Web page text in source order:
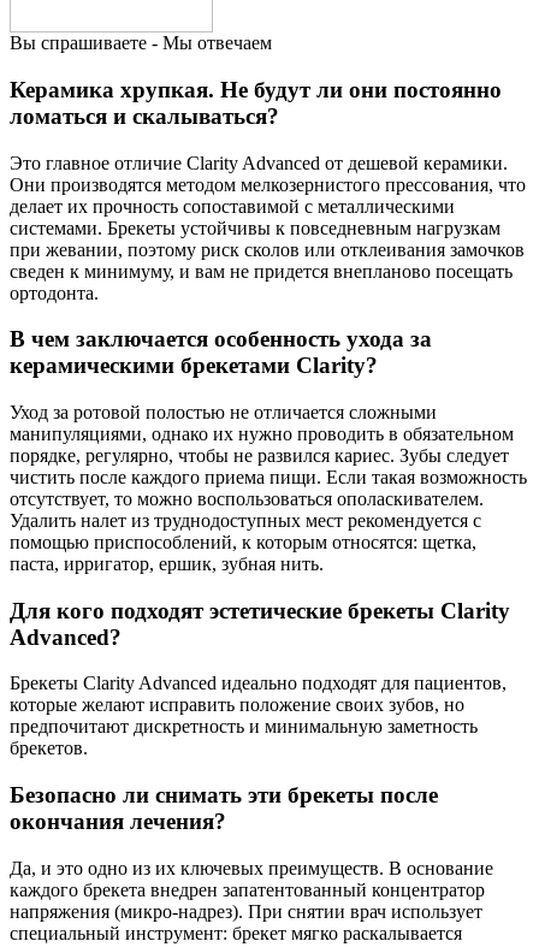
Вы спрашиваете - Мы отвечаем
Керамика хрупкая. Не будут ли они постоянно
ломаться и скалываться?
Это главное отличие Clarity Advanced от дешевой керамики.
Они производятся методом мелкозернистого прессования, что
делает их прочность сопоставимой с металлическими
системами. Брекеты устойчивы к повседневным нагрузкам
при жевании, поэтому риск сколов или отклеивания замочков
сведен к минимуму, и вам не придется внепланово посещать
ортодонта.
В чем заключается особенность ухода за
керамическими брекетами Clarity?
Уход за ротовой полостью не отличается сложными
манипуляциями, однако их нужно проводить в обязательном
порядке, регулярно, чтобы не развился кариес. Зубы следует
чистить после каждого приема пищи. Если такая возможность
отсутствует, то можно воспользоваться ополаскивателем.
Удалить налет из труднодоступных мест рекомендуется с
помощью приспособлений, к которым относятся: щетка,
паста, ирригатор, ершик, зубная нить.
Для кого подходят эстетические брекеты Clarity
Advanced?
Брекеты Clarity Advanced идеально подходят для пациентов,
которые желают исправить положение своих зубов, но
предпочитают дискретность и минимальную заметность
брекетов.
Безопасно ли снимать эти брекеты после
окончания лечения?
Да, и это одно из их ключевых преимуществ. В основание
каждого брекета внедрен запатентованный концентратор
напряжения (микро-надрез). При снятии врач использует
специальный инструмент: брекет мягко раскалывается